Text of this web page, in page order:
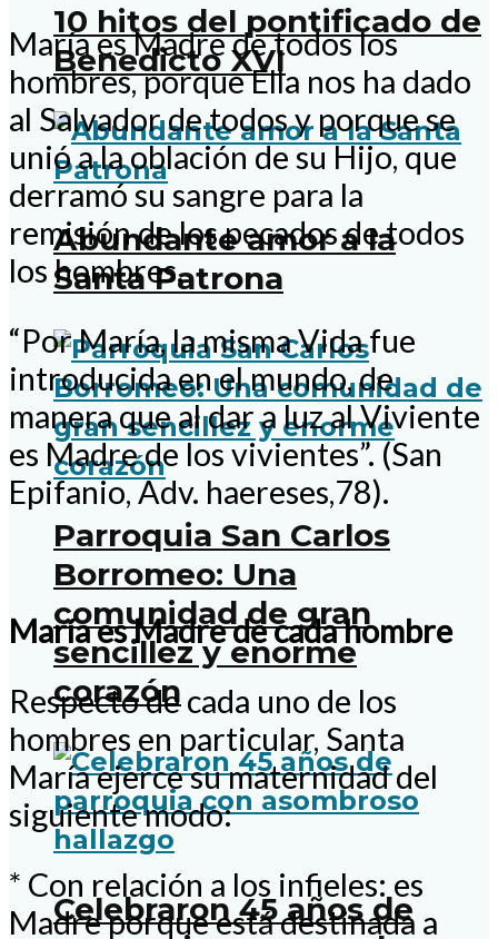
10 hitos del pontificado de
Benedicto XVI
Abundante amor a la
Santa Patrona
Parroquia San Carlos
Borromeo: Una
comunidad de gran
sencillez y enorme
corazón
Celebraron 45 años de
María es Madre de todos los
hombres, porque Ella nos ha dado
al Salvador de todos y porque se
unió a la oblación de su Hijo, que
derramó su sangre para la
remisión de los pecados de todos
los hombres.
“Por María, la misma Vida fue
introducida en el mundo, de
manera que al dar a luz al Viviente
es Madre de los vivientes”. (San
Epifanio, Adv. haereses,78).
María es Madre de cada hombre
Respecto de cada uno de los
hombres en particular, Santa
María ejerce su maternidad del
siguiente modo:
* Con relación a los infieles: es
Madre porque está destinada a